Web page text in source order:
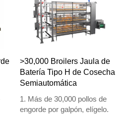
inteligente artificial Vcloud,
armario de control eléctrico,
equipo automático de bebida,
alimentación, limpieza de
estiércol, cosecha manual.
5. Nuestra recepción en línea
24 horas es el número de
What’sApp: +86
18830120193.
>30,000 Broilers Jaula de
Batería Tipo H de Cosecha
Semiautomática
1. Más de 30,000 pollos de
engorde por galpón, elígelo.